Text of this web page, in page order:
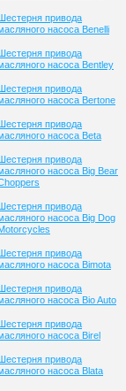
привода
насоса Benelli
привода
насоса Bentley
привода
насоса Bertone
привода
насоса Beta
привода
насоса Big Bear
привода
насоса Big Dog
привода
насоса Bimota
привода
насоса Bio Auto
привода
насоса Birel
привода
насоса Blata